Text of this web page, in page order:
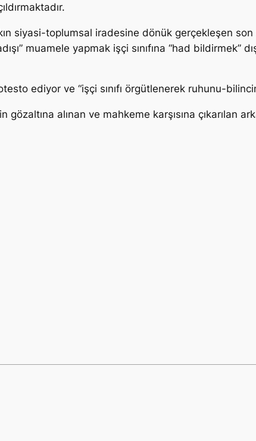
siyasi-toplumsal iradesine dönük gerçekleşen son
muamele yapmak işçi sınıfına “had bildirmek”
ediyor ve “işçi sınıfı örgütlenerek ruhunu-
gözaltına alınan ve mahkeme karşısına çıkarılan